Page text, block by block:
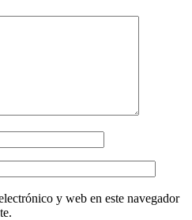
y web en este navegador